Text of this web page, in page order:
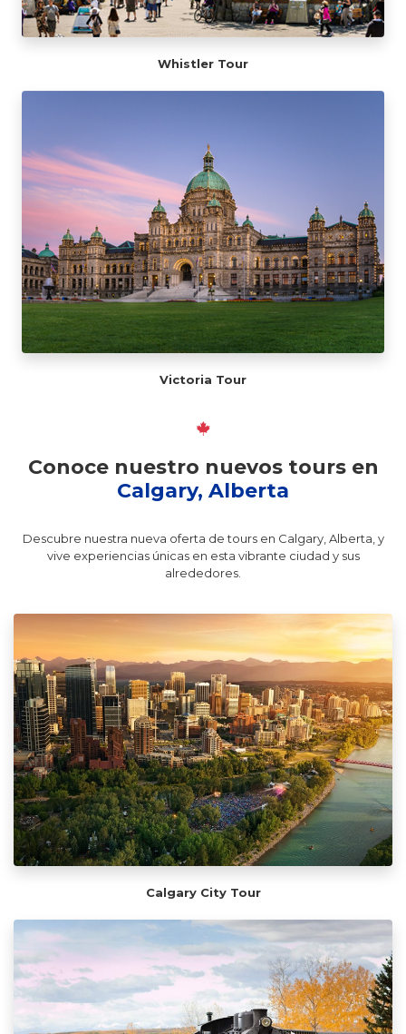
Whistler Tour
Victoria Tour
Conoce nuestro nuevos tours en
Calgary, Alberta
Descubre nuestra nueva oferta de tours en Calgary, Alberta, y
vive experiencias únicas en esta vibrante ciudad y sus
alrededores.
Calgary City Tour